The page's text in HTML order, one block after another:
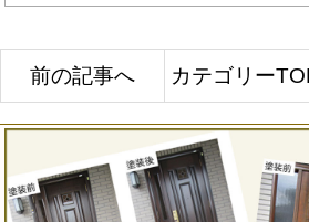
前の記事へ カテゴリー